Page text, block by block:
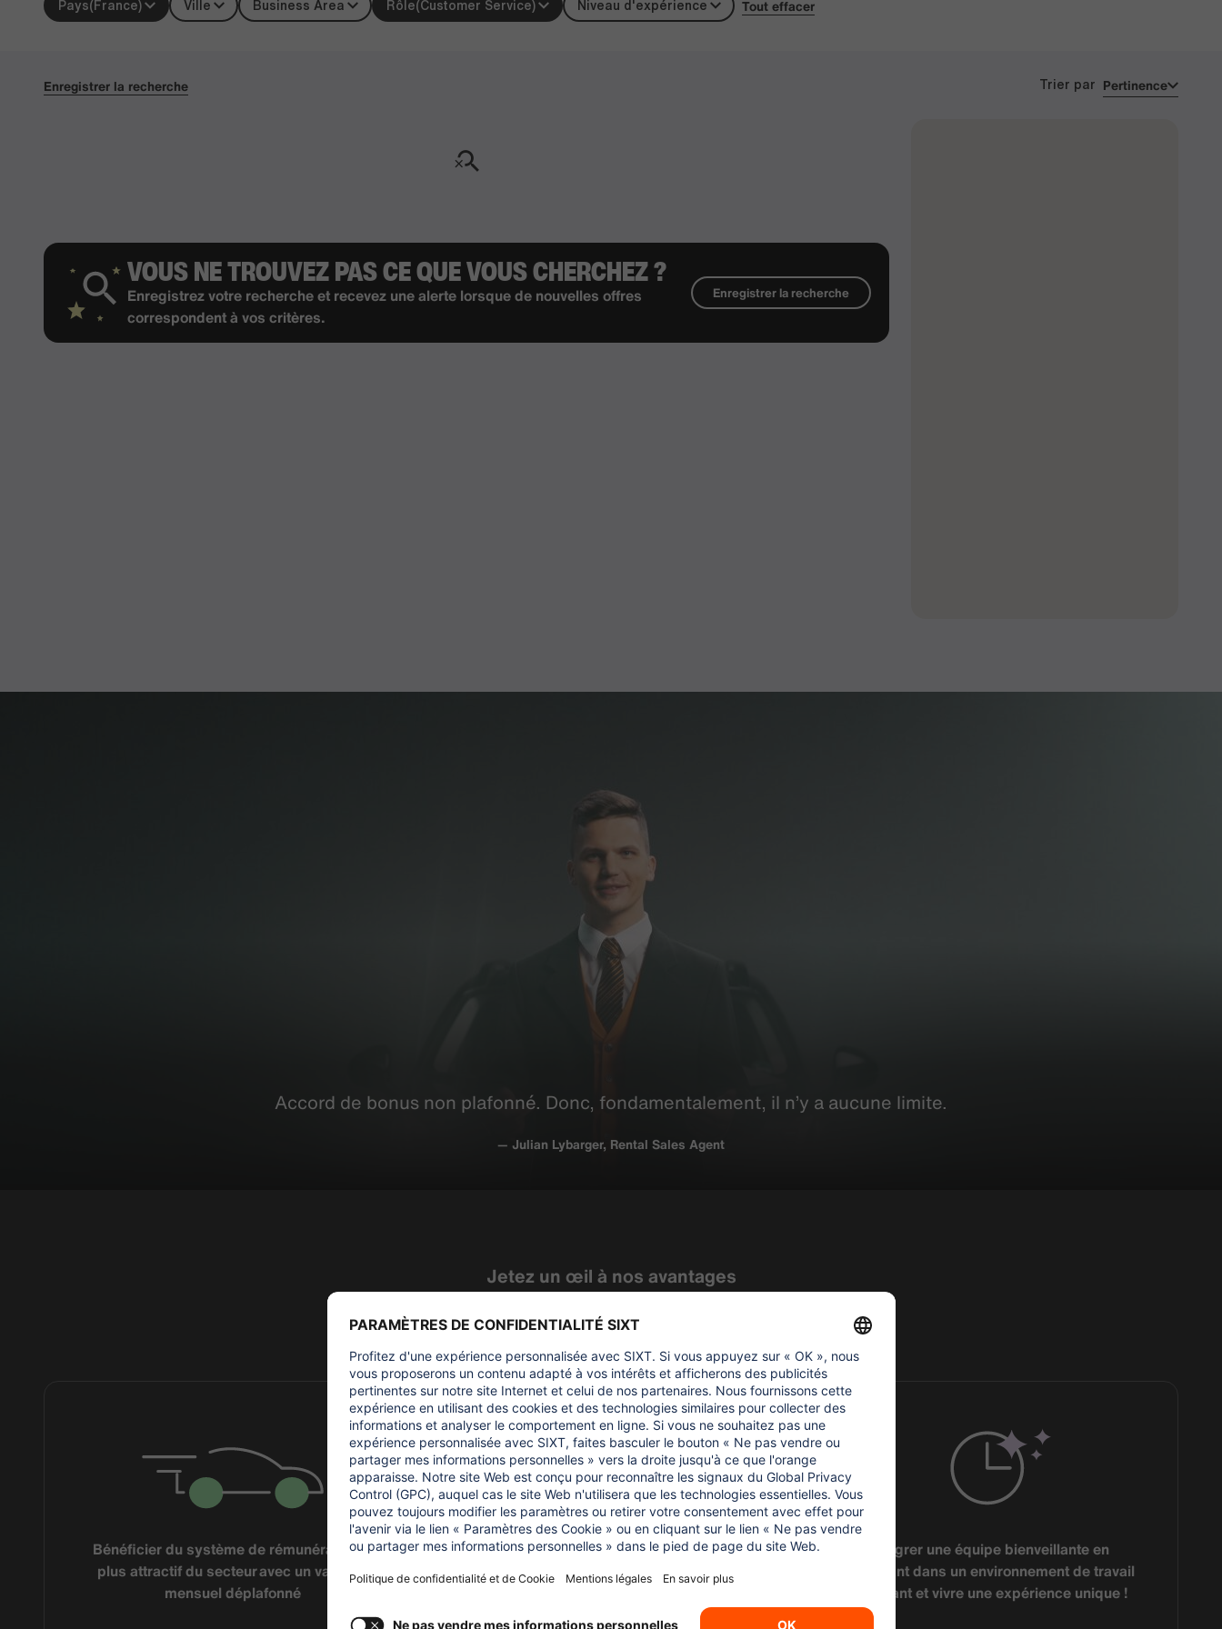
Pays(France) Ville Business Area Rôle(Customer Service) Niveau d'expérience Tout effacer
Enregistrer la recherche Trier par Pertinence
VOUS NE TROUVEZ PAS CE QUE VOUS CHERCHEZ ?
Enregistrez votre recherche et recevez une alerte lorsque de nouvelles offres
correspondent à vos critères.
Enregistrer la recherche
Accord de bonus non plafonné. Donc, fondamentalement, il n’y a aucune limite.
— Julian Lybarger, Rental Sales Agent
Jetez un œil à nos avantages
NOUSREJOINDREC’EST :
Bénéficier du système de rémunération le
plus attractif du secteur avec un variable
mensuel déplafonné
Travailler au contact d’une clientèle nationale
et internationale qui n’attend que vos
conseils
Intégrer une équipe bienveillante en
travaillant dans un environnement de travail
stimulant et vivre une expérience unique !